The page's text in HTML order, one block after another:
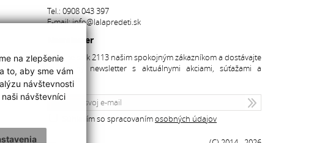
na zlepšenie
to, aby sme vám
návštevnosti
návštevníci
Tel.: 0908 043 397
E-mail:info@lalapredeti.sk
Newsletter
Pridajte sa k 2113 našim spokojným zákazníkom a dostávajte
pravidelný newsletter s aktuálnymi akciami, súťažami a
novinkami.
Súhlasím so spracovanímosobných údajov